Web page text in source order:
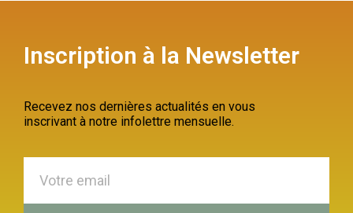
Inscription à la Newsletter
Recevez nos dernières actualités en vous
inscrivant à notre infolettre mensuelle.